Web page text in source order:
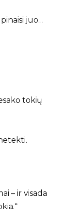
juo…
tokių
– ir visada